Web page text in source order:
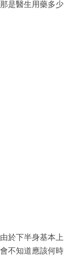
是醫生用藥多少
於下半身基本上
不知道應該何時